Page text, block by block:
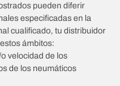
pueden diferir
especificadas en la
cualificado, tu distribuidor
ámbitos:
velocidad de los
de los neumáticos